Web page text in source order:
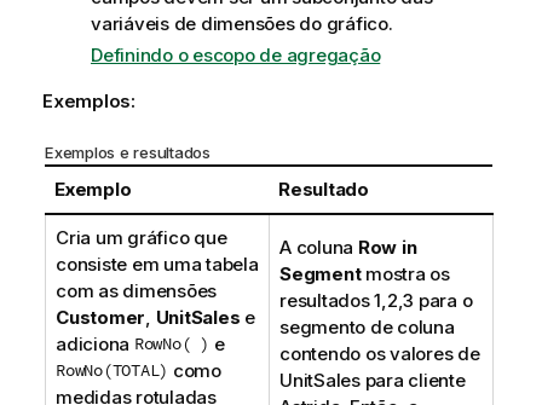
variáveis de dimensões do gráfico.
Definindo o escopo de agregação
Exemplos:
Exemplos e resultados
Exemplo Resultado
Cria um gráfico que
consiste em uma tabela
com as dimensões
Customer, UnitSales e
adiciona RowNo( ) e
RowNo(TOTAL) como
medidas rotuladas
A coluna Row in
Segmentmostra os
resultados 1,2,3 para o
segmento de coluna
contendo os valores de
UnitSalespara cliente